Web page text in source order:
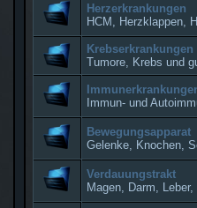
Herzerkrankungen
HCM, Herzklappen,
Krebserkrankungen
Tumore, Krebs und
Immun- und
Bewegungsapparat
Gelenke, Knochen,
Verdauungstrakt
Magen, Darm,